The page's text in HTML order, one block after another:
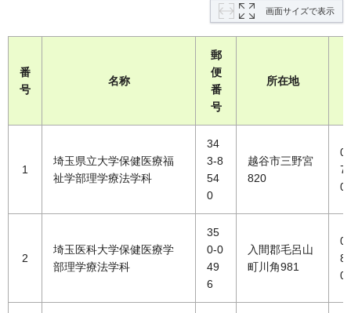
画面サイズで表示
番
号
名称
郵
便
番
号
所在地
1
埼玉県立大学保健医療福
祉学部理学療法学科
34
3-8
54
0
越谷市三野宮
820
2
埼玉医科大学保健医療学
部理学療法学科
35
0-0
49
6
入間郡毛呂山
町川角981